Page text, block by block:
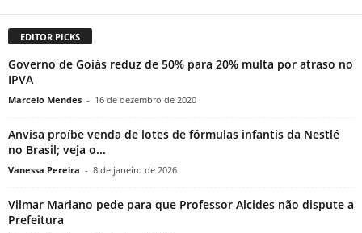
EDITOR PICKS
Governo de Goiás reduz de 50% para 20% multa por atraso no
IPVA
Marcelo Mendes - 16 de dezembro de 2020
Anvisa proíbe venda de lotes de fórmulas infantis da Nestlé
no Brasil; veja o...
Vanessa Pereira - 8 de janeiro de 2026
Vilmar Mariano pede para que Professor Alcides não dispute a
Prefeitura